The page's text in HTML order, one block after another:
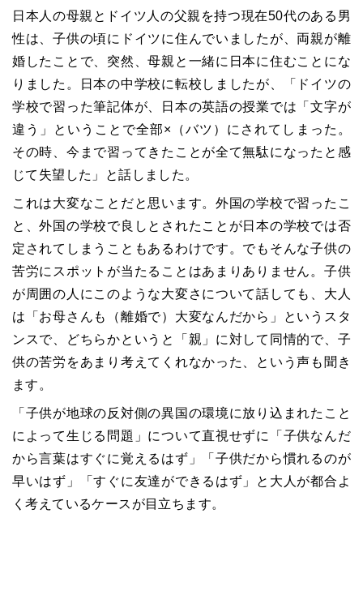
日本人の母親とドイツ人の父親を持つ現在50代のある男
性は、子供の頃にドイツに住んでいましたが、両親が離
婚したことで、突然、母親と一緒に日本に住むことにな
りました。日本の中学校に転校しましたが、「ドイツの
学校で習った筆記体が、日本の英語の授業では「文字が
違う」ということで全部×（バツ）にされてしまった。
その時、今まで習ってきたことが全て無駄になったと感
じて失望した」と話しました。
これは大変なことだと思います。外国の学校で習ったこ
と、外国の学校で良しとされたことが日本の学校では否
定されてしまうこともあるわけです。でもそんな子供の
苦労にスポットが当たることはあまりありません。子供
が周囲の人にこのような大変さについて話しても、大人
は「お母さんも（離婚で）大変なんだから」というスタ
ンスで、どちらかというと「親」に対して同情的で、子
供の苦労をあまり考えてくれなかった、という声も聞き
ます。
「子供が地球の反対側の異国の環境に放り込まれたこと
によって生じる問題」について直視せずに「子供なんだ
から言葉はすぐに覚えるはず」「子供だから慣れるのが
早いはず」「すぐに友達ができるはず」と大人が都合よ
く考えているケースが目立ちます。